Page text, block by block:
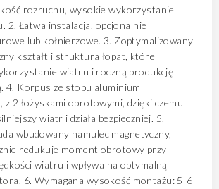
rozruchu, wysokie wykorzystanie
2. Łatwa instalacja, opcjonalnie
lub kołnierzowe. 3. Zoptymalizowany
kształt i struktura łopat, które
wiatru i roczną produkcję
4. Korpus ze stopu aluminium
z 2 łożyskami obrotowymi, dzięki czemu
wiatr i działa bezpieczniej. 5.
wbudowany hamulec magnetyczny,
redukuje moment obrotowy przy
wiatru i wpływa na optymalną
6. Wymagana wysokość montażu: 5-6